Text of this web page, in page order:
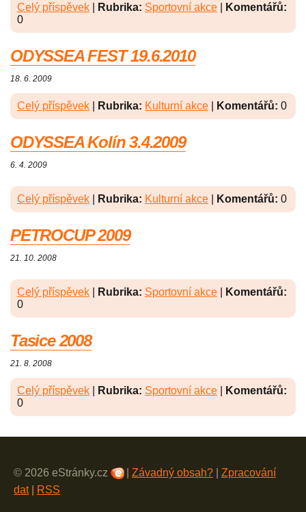
Celý příspěvek Rubrika: Sportovní akce
Komentářů:
0
ODYSSEA FEST 19.6.2010
18. 6. 2009
Celý příspěvek Rubrika: Kulturní akce Komentářů: 0
ODYSSEA Kolín 3.4.2009
6. 4. 2009
Celý příspěvek Rubrika: Kulturní akce Komentářů: 0
PETROCUP 2009
21. 10. 2008
Celý příspěvek Rubrika: Sportovní akce
Komentářů:
0
Tasice 2008
21. 8. 2008
Celý příspěvek Rubrika: Sportovní akce
Komentářů:
0
© 2026 eStránky.cz Závadný obsah?
Zpracování
dat| RSS